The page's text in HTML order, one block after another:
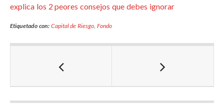
explica los 2 peores consejos que debes ignorar
Etiquetado con: Capital de Riesgo ,Fondo